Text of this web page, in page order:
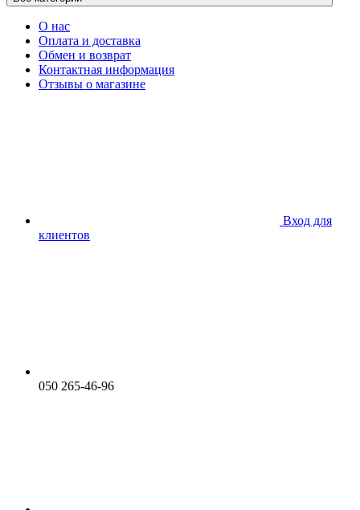
О нас
Оплата и доставка
Обмен и возврат
Контактная информация
Отзывы о магазине
Вход для
клиентов
050 265-46-96